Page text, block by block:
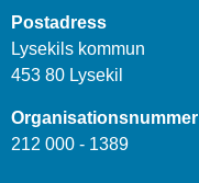
Postadress
Lysekils kommun
453 80 Lysekil
Organisationsnummer
212 000 - 1389